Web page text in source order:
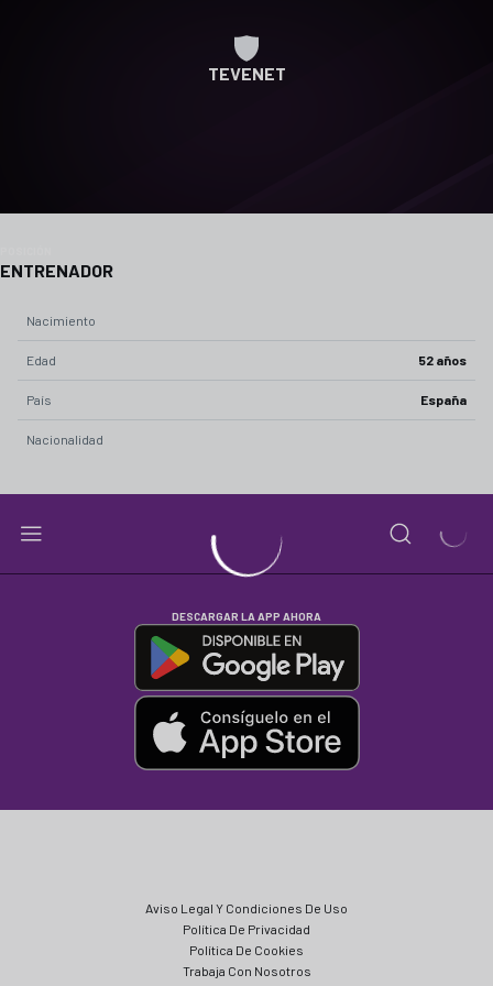
TEVENET
ENTRENADOR
Nacimiento
Edad 52 años
País España
Nacionalidad
DESCARGAR LA APP AHORA
Aviso Legal Y Condiciones De Uso
Política De Privacidad
Política De Cookies
Trabaja Con Nosotros